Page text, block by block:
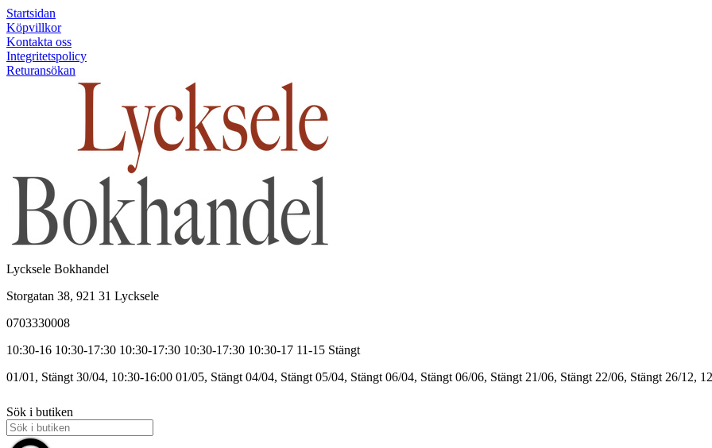
Startsidan
Köpvillkor
Kontakta oss
Integritetspolicy
Returansökan
Lycksele Bokhandel
Storgatan 38, 921 31 Lycksele
0703330008
10:30-16 10:30-17:30 10:30-17:30 10:30-17:30 10:30-17 11-15 Stängt
01/01, Stängt 30/04, 10:30-16:00 01/05, Stängt 04/04, Stängt 05/04, Stängt 06/04, Stängt 06/06, Stängt 21/06, Stängt 22/06, Stängt 26/12,
Sök i butiken